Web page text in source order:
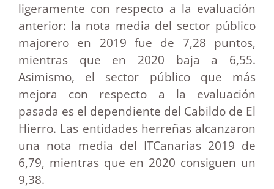
ligeramente con respecto a la evaluación
anterior: la nota media del sector público
majorero en 2019 fue de 7,28 puntos,
mientras que en 2020 baja a 6,55.
Asimismo, el sector público que más
mejora con respecto a la evaluación
pasada es el dependiente del Cabildo de El
Hierro. Las entidades herreñas alcanzaron
una nota media del ITCanarias 2019 de
6,79, mientras que en 2020 consiguen un
9,38.